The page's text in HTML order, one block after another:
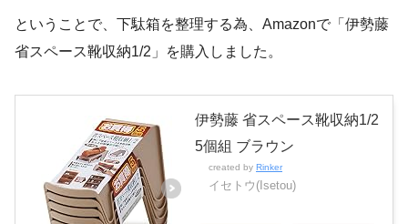
ということで、下駄箱を整理する為、Amazonで「伊勢藤
省スペース靴収納1/2」を購入しました。
伊勢藤 省スペース靴収納1/2
5個組 ブラウン
created by Rinker
イセトウ(Isetou)